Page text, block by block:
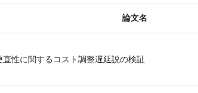
論文名
直性に関するコスト調整遅延説の検証